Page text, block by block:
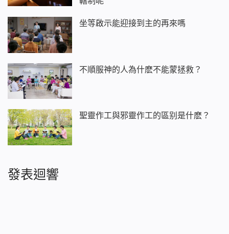
坐等啟示能迎接到主的再來嗎
不順服神的人為什麽不能蒙拯救？
聖靈作工與邪靈作工的區别是什麽？
發表迴響